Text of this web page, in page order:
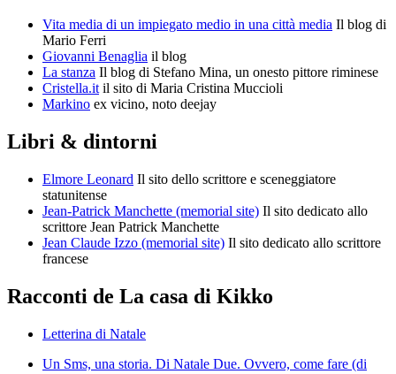
Vita media di un impiegato medio in una città media Il blog di
Mario Ferri
Giovanni Benaglia il blog
La stanza Il blog di Stefano Mina, un onesto pittore riminese
Cristella.it il sito di Maria Cristina Muccioli
Markino ex vicino, noto deejay
Libri & dintorni
Elmore Leonard Il sito dello scrittore e sceneggiatore
statunitense
Jean-Patrick Manchette (memorial site) Il sito dedicato allo
scrittore Jean Patrick Manchette
Jean Claude Izzo (memorial site) Il sito dedicato allo scrittore
francese
Racconti de La casa di Kikko
Letterina di Natale
Un Sms, una storia. Di Natale Due. Ovvero, come fare (di